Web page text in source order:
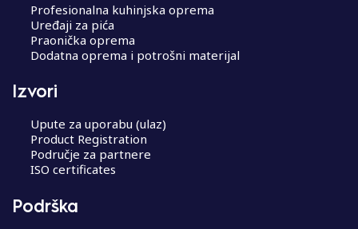
Profesionalna kuhinjska oprema
Uređaji za pića
Praonička oprema
Dodatna oprema i potrošni materijal
Izvori
Upute za uporabu (ulaz)
Product Registration
Područje za partnere
ISO certificates
Podrška